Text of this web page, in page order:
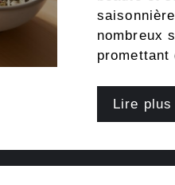
nombreux
Lire plus